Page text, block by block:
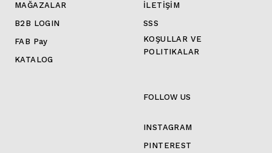
MAĞAZALAR
B2B LOGIN
FAB Pay
KATALOG
İLETİŞİM
SSS
KOŞULLAR VE
POLITIKALAR
FOLLOW US
INSTAGRAM
PINTEREST